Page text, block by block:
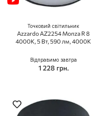
Точковий світильник
Azzardo AZ2254 Monza R 8
4000K, 5 Вт, 590 лм, 4000K
Відправимо завтра
1 228 грн.